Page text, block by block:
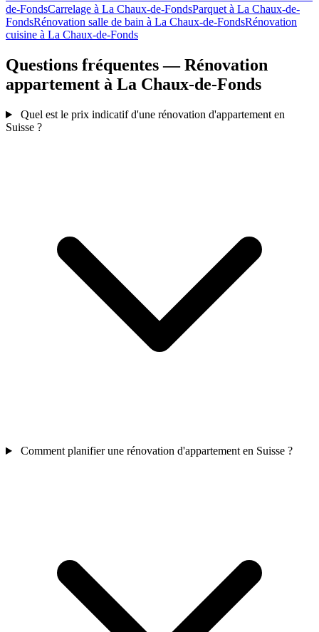
de-FondsCarrelage à La Chaux-de-FondsParquet à La Chaux-de-
FondsRénovation salle de bain à La Chaux-de-FondsRénovation
cuisine à La Chaux-de-Fonds
Questions fréquentes — Rénovation
appartement à La Chaux-de-Fonds
Quel est le prix indicatif d'une rénovation d'appartement en
Suisse ?
Comment planifier une rénovation d'appartement en Suisse ?